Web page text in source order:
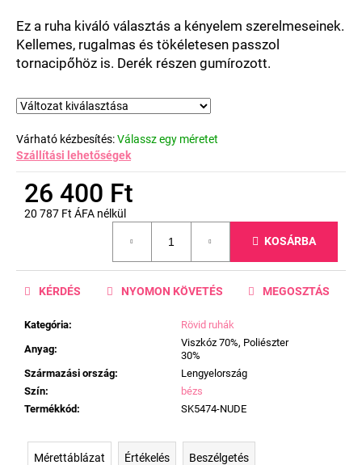
0,0
csillag.
Ez a ruha kiváló választás a kényelem szerelmeseinek.
Kellemes, rugalmas és tökéletesen passzol
tornacipőhöz is. Derék részen gumírozott.
Várható kézbesítés:Válassz egy méretet
Szállítási lehetőségek
26 400 Ft
20 787 Ft ÁFA nélkül
KOSÁRBA
Kategória:
Rövid ruhák
Anyag:
Viszkóz 70%, Poliészter
30%
Származási ország:
Lengyelország
Szín:
bézs
Termékkód: SK5474-NUDE
KÉRDÉS NYOMON KÖVETÉS MEGOSZTÁS
Mérettáblázat Értékelés Beszélgetés